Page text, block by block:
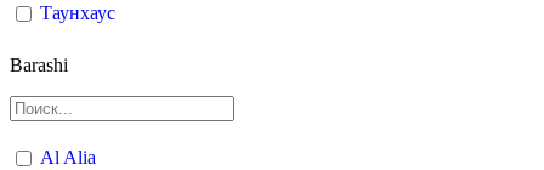
Таунхаус
Barashi
Al Alia